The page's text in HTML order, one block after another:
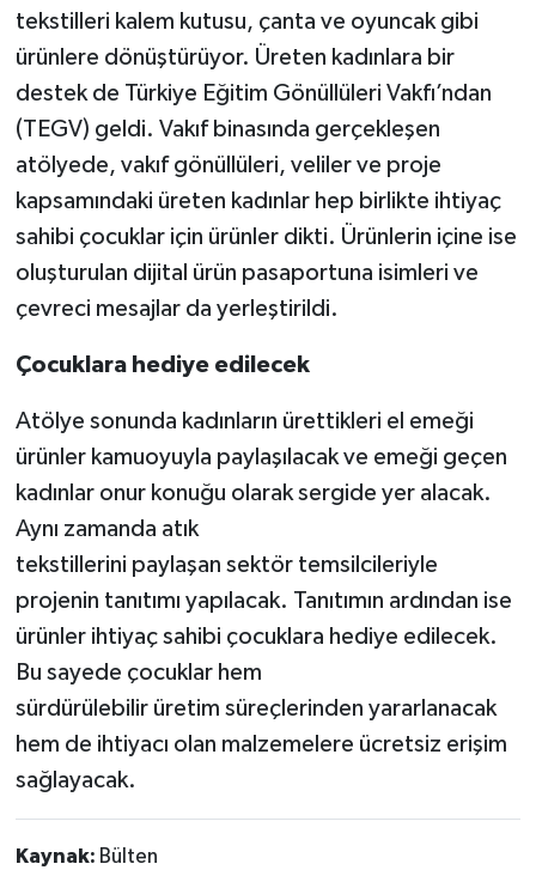
tekstilleri kalem kutusu, çanta ve oyuncak gibi
ürünlere dönüştürüyor. Üreten kadınlara bir
destek de Türkiye Eğitim Gönüllüleri Vakfı’ndan
(TEGV) geldi. Vakıf binasında gerçekleşen
atölyede, vakıf gönüllüleri, veliler ve proje
kapsamındaki üreten kadınlar hep birlikte ihtiyaç
sahibi çocuklar için ürünler dikti. Ürünlerin içine ise
oluşturulan dijital ürün pasaportuna isimleri ve
çevreci mesajlar da yerleştirildi.
Çocuklara hediye edilecek
Atölye sonunda kadınların ürettikleri el emeği
ürünler kamuoyuyla paylaşılacak ve emeği geçen
kadınlar onur konuğu olarak sergide yer alacak.
Aynı zamanda atık
tekstillerini paylaşan sektör temsilcileriyle
projenin tanıtımı yapılacak. Tanıtımın ardından ise
ürünler ihtiyaç sahibi çocuklara hediye edilecek.
Bu sayede çocuklar hem
sürdürülebilir üretim süreçlerinden yararlanacak
hem de ihtiyacı olan malzemelere ücretsiz erişim
sağlayacak.
Kaynak: Bülten